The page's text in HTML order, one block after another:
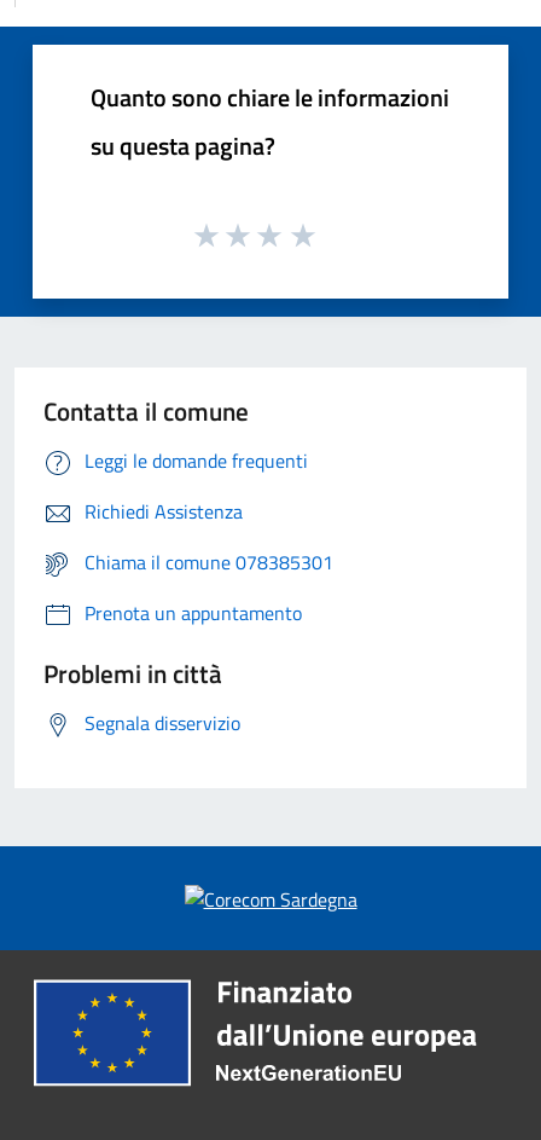
Quanto sono chiare le informazioni
su questa pagina?
Contatta il comune
Leggi le domande frequenti
Richiedi Assistenza
Chiama il comune 078385301
Prenota un appuntamento
Problemi in città
Segnala disservizio